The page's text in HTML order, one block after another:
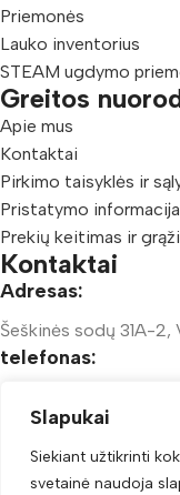
Slapukai
Siekiant užtikrinti
svetainė naudoja
Priemonės
Lauko inventorius
STEAM ugdymo
Greitos
Apie mus
Kontaktai
Pirkimo taisyklės ir
Pristatymo informacija
Prekių keitimas ir
Kontaktai
Adresas:
Šeškinės sodų 31A-2,
telefonas:
El. Paštas:
info@vaikuplaneta.lt